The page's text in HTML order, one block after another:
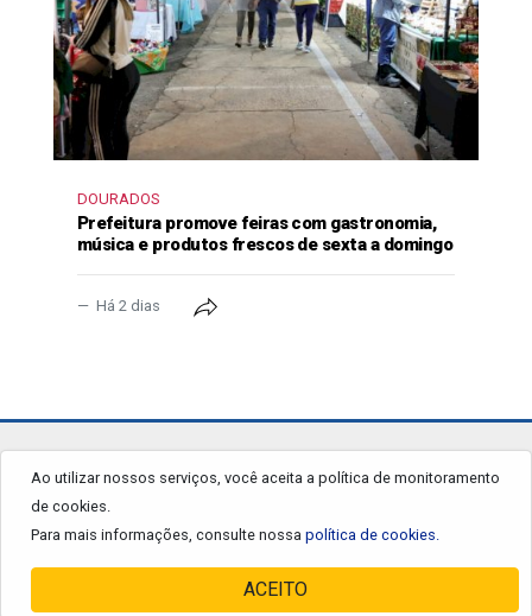
DOURADOS
Prefeitura promove feiras com gastronomia,
música e produtos frescos de sexta a domingo
Há 2 dias
Ao utilizar nossos serviços, você aceita a política de monitoramento
de cookies.
Para mais informações, consulte nossa política de cookies.
ACEITO
jornalgrandourados.com.br